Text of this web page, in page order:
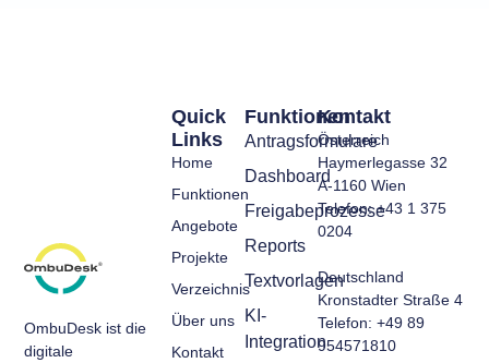
OmbuDesk ist die
digitale
Funktionen
Antragsformulare
Dashboard
Freigabeprozesse
Reports
Textvorlagen
KI-
Integration
Quick
Links
Home
Funktionen
Angebote
Projekte
Verzeichnis
Über uns
Kontakt
Kontakt
Österreich
Haymerlegasse 32
A-1160 Wien
Telefon: +43 1 375
0204
Deutschland
Kronstadter Straße 4
Telefon: +49 89
954571810